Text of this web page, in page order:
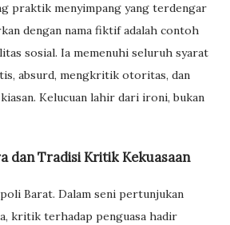
praktik menyimpang yang terdengar
dengan nama fiktif adalah contoh
sosial. Ia memenuhi seluruh syarat
absurd, mengkritik otoritas, dan
Kelucuan lahir dari ironi, bukan
dan Tradisi Kritik Kekuasaan
Barat. Dalam seni pertunjukan
kritik terhadap penguasa hadir